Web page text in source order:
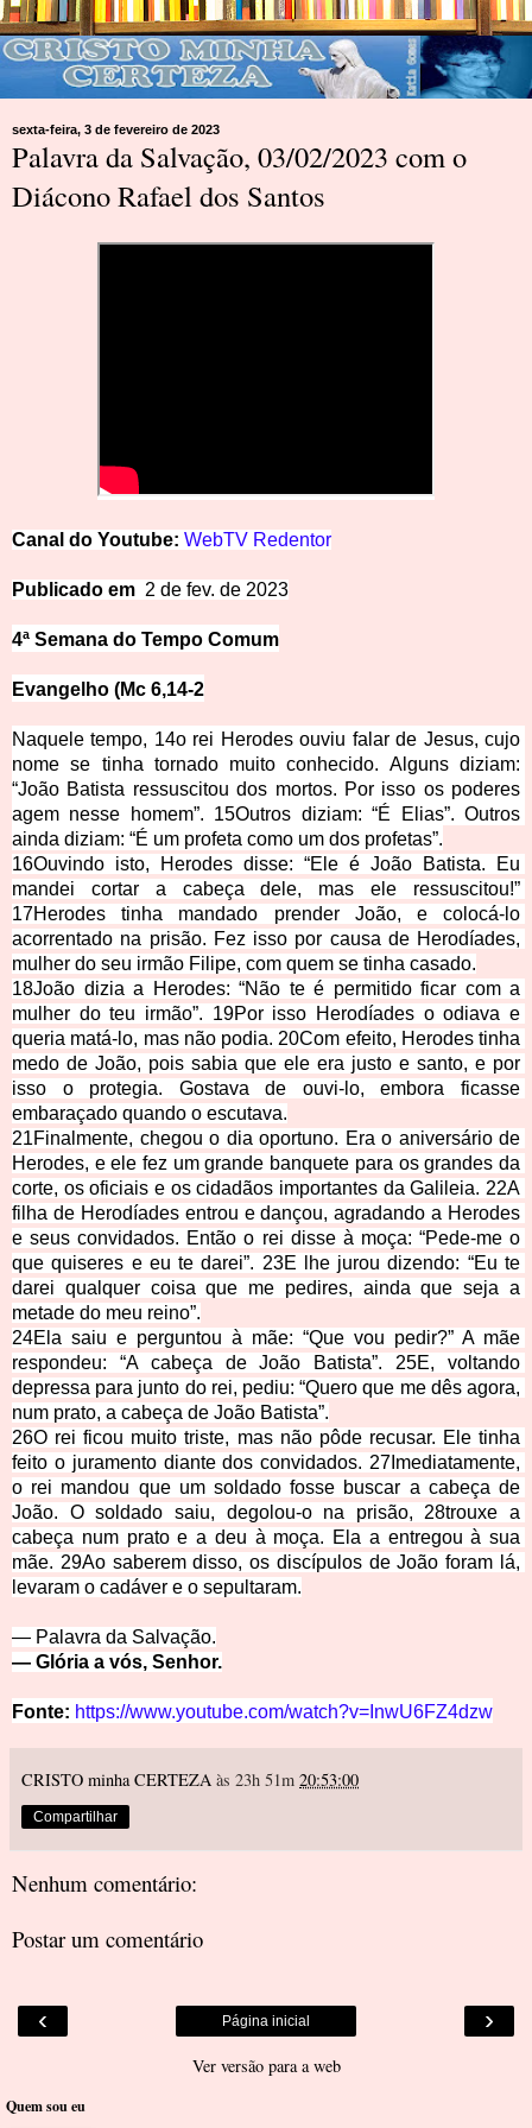
sexta-feira, 3 de fevereiro de 2023
Palavra da Salvação, 03/02/2023 com o
Diácono Rafael dos Santos
Canal do Youtu be: WebTV Redentor
Publicado em 2 de fev. de 2023
4ª Semana do Tempo Comum
Evangelho (Mc 6,14-2
Naquele tempo, 14o rei Herodes ouviu falar de Jesus, cujo
nome se tinha tornado muito conhecido. Alguns diziam:
“João Batista ressuscitou dos mortos. Por isso os poderes
agem nesse homem”. 15Outros diziam: “É Elias”. Outros
ainda diziam: “É um profeta como um dos profetas”.
16Ouvindo isto, Herodes disse: “Ele é João Batista. Eu
mandei cortar a cabeça dele, mas ele ressuscitou!”
17Herodes tinha mandado prender João, e colocá-lo
acorrentado na prisão. Fez isso por causa de Herodíades,
mulher do seu irmão Filipe, com quem se tinha casado.
18João dizia a Herodes: “Não te é permitido ficar com a
mulher do teu irmão”. 19Por isso Herodíades o odiava e
queria matá-lo, mas não podia. 20Com efeito, Herodes tinha
medo de João, pois sabia que ele era justo e santo, e por
isso o protegia. Gostava de ouvi-lo, embora ficasse
embaraçado quando o escutava.
21Finalmente, chegou o dia oportuno. Era o aniversário de
Herodes, e ele fez um grande banquete para os grandes da
corte, os oficiais e os cidadãos importantes da Galileia. 22A
filha de Herodíades entrou e dançou, agradando a Herodes
e seus convidados. Então o rei disse à moça: “Pede-me o
que quiseres e eu te darei”. 23E lhe jurou dizendo: “Eu te
darei qualquer coisa que me pedires, ainda que seja a
metade do meu reino”.
24Ela saiu e perguntou à mãe: “Que vou pedir?” A mãe
respondeu: “A cabeça de João Batista”. 25E, voltando
depressa para junto do rei, pediu: “Quero que me dês agora,
num prato, a cabeça de João Batista”.
26O rei ficou muito triste, mas não pôde recusar. Ele tinha
feito o juramento diante dos convidados. 27Imediatamente,
o rei mandou que um soldado fosse buscar a cabeça de
João. O soldado saiu, degolou-o na prisão, 28trouxe a
cabeça num prato e a deu à moça. Ela a entregou à sua
mãe. 29Ao saberem disso, os discípulos de João foram lá,
levaram o cadáver e o sepultaram.
— Palavra da Salvação.
— Glória a vós, Senhor.
Fonte: https://www.youtube.com/watch?v=InwU6FZ4dzw
CRISTO minha CERTEZA às 23h 51m 20:53:00
Compartilhar
Nenhum comentário:
Postar um comentário
‹ ›
Página inicial
Ver versão para a web
Quem sou eu